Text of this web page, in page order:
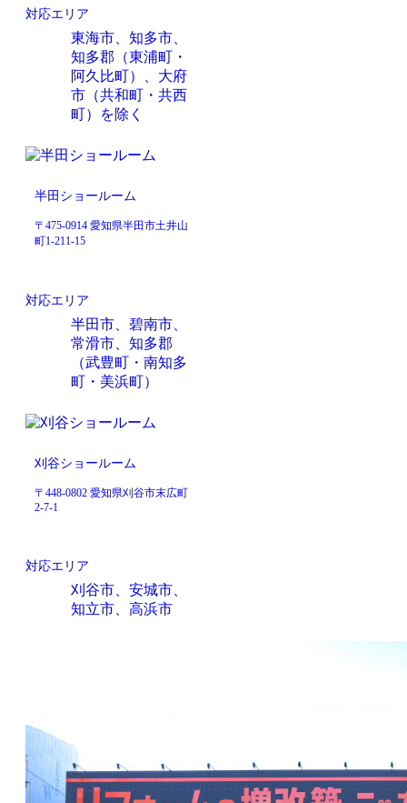
対応エリア
東海市、知多市、
知多郡（東浦町・
阿久比町）、大府
市（共和町・共西
町）を除く
半田ショールーム
〒475-0914 愛知県半田市土井山
町1-211-15
対応エリア
半田市、碧南市、
常滑市、知多郡
（武豊町・南知多
町・美浜町）
刈谷ショールーム
〒448-0802 愛知県刈谷市末広町
2-7-1
対応エリア
刈谷市、安城市、
知立市、高浜市